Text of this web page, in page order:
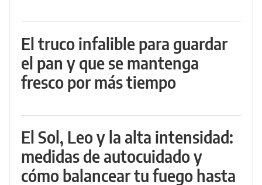
El truco infalible para guardar
el pan y que se mantenga
fresco por más tiempo
El Sol, Leo y la alta intensidad:
medidas de autocuidado y
cómo balancear tu fuego hasta